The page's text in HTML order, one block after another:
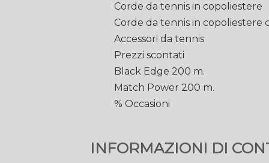
Corde da tennis in copoliestere
Corde da tennis in copoliestere
Accessori da tennis
Prezzi scontati
Black Edge 200 m.
Match Power 200 m.
% Occasioni
INFORMAZIONI DI